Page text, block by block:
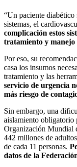
“Un paciente diabético
sistemas, el
complicación estos
tratamiento y
Por eso, su
casa los insumos
tratamiento y las
servicio de urgencia
más riesgo de
Sin embargo, una
aislamiento obligatorio
Organización Mundial
442 millones de
de cada 11 personas.
datos de la